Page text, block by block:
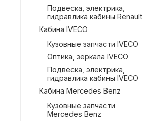
Подвеска, электрика,
гидравлика кабины Renault
Кабина IVECO
Кузовные запчасти IVECO
Оптика, зеркала IVECO
Подвеска, электрика,
гидравлика кабины IVECO
Кабина Mercedes Benz
Кузовные запчасти
Mercedes Benz